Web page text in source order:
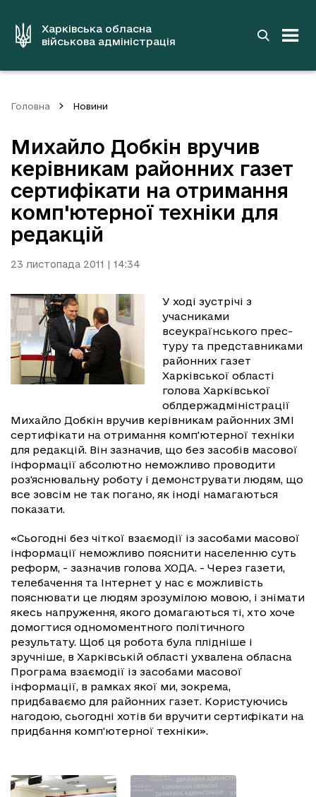
вмістуХарківська обласна
військова адміністрація
Головна Новини
Михайло Добкін вручив
керівникам районних газет
сертифікати на отримання
комп'ютерної техніки для
редакцій
23 листопада 2011 | 14:34
У ході зустрічі з
учасниками
всеукраїнського прес-
туру та представниками
районних газет
Харківської області
голова Харківської
облдержадміністрації
Михайло Добкін вручив керівникам районних ЗМІ
сертифікати на отримання комп'ютерної техніки
для редакцій. Він зазначив, що без засобів масової
інформації абсолютно неможливо проводити
роз'яснювальну роботу і демонструвати людям, що
все зовсім не так погано, як іноді намагаються
показати.
«Сьогодні без чіткої взаємодії із засобами масової
інформації неможливо пояснити населенню суть
реформ, - зазначив голова ХОДА. - Через газети,
телебачення та Інтернет у нас є можливість
пояснювати це людям зрозумілою мовою, і знімати
якесь напруження, якого домагаються ті, хто хоче
домогтися одномоментного політичного
результату. Щоб ця робота була плідніше і
зручніше, в Харківській області ухвалена обласна
Програма взаємодії із засобами масової
інформації, в рамках якої ми, зокрема,
придбаваємо для районних газет. Користуючись
нагодою, сьогодні хотів би вручити сертифікати на
придбання комп'ютерної техніки».